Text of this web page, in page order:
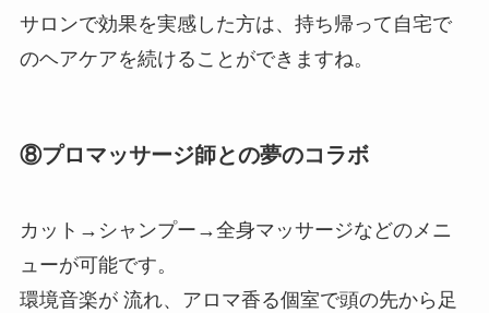
サロンで効果を実感した方は、持ち帰って自宅で
のヘアケアを続けることができますね。
⑧プロマッサージ師との夢のコラボ
カット→シャンプー→全身マッサージなどのメニ
ューが可能です。
環境音楽が 流れ、アロマ香る個室で頭の先から足